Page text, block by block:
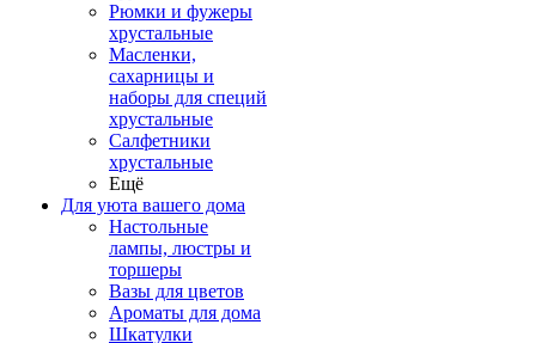
Рюмки и фужеры
хрустальные
Масленки,
сахарницы и
наборы для специй
хрустальные
Салфетники
хрустальные
Ещё
Для уюта вашего дома
Настольные
лампы, люстры и
торшеры
Вазы для цветов
Ароматы для дома
Шкатулки